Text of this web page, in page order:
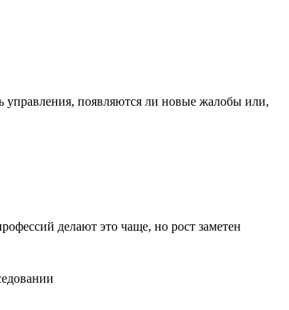
управления, появляются ли новые жалобы или,
делают это чаще, но рост заметен